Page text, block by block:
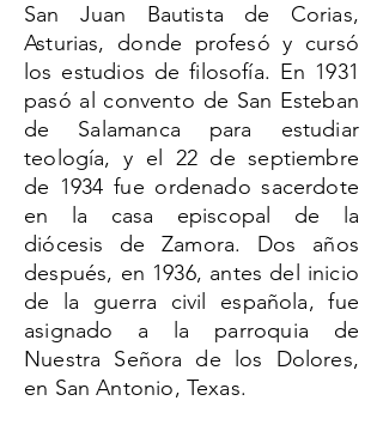
San Juan Bautista de Corias,
Asturias, donde profesó y cursó
los estudios de filosofía. En 1931
pasó al convento de San Esteban
de Salamanca para estudiar
teología, y el 22 de septiembre
de 1934 fue ordenado sacerdote
en la casa episcopal de la
diócesis de Zamora. Dos años
después, en 1936, antes del inicio
de la guerra civil española, fue
asignado a la parroquia de
Nuestra Señora de los Dolores,
en San Antonio, Texas.